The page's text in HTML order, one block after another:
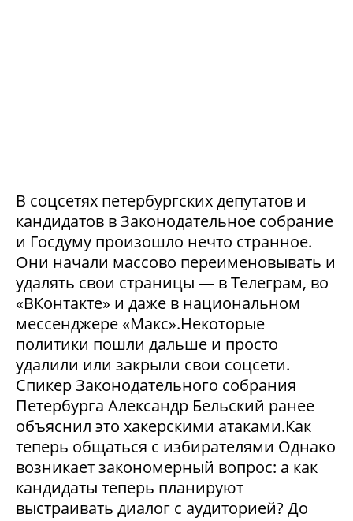
В соцсетях петербургских депутатов и
кандидатов в Законодательное собрание
и Госдуму произошло нечто странное.
Они начали массово переименовывать и
удалять свои страницы — в Телеграм, во
«ВКонтакте» и даже в национальном
мессенджере «Макс».Некоторые
политики пошли дальше и просто
удалили или закрыли свои соцсети.
Спикер Законодательного собрания
Петербурга Александр Бельский ранее
объяснил это хакерскими атаками.Как
теперь общаться с избирателями Однако
возникает закономерный вопрос: а как
кандидаты теперь планируют
выстраивать диалог с аудиторией? До